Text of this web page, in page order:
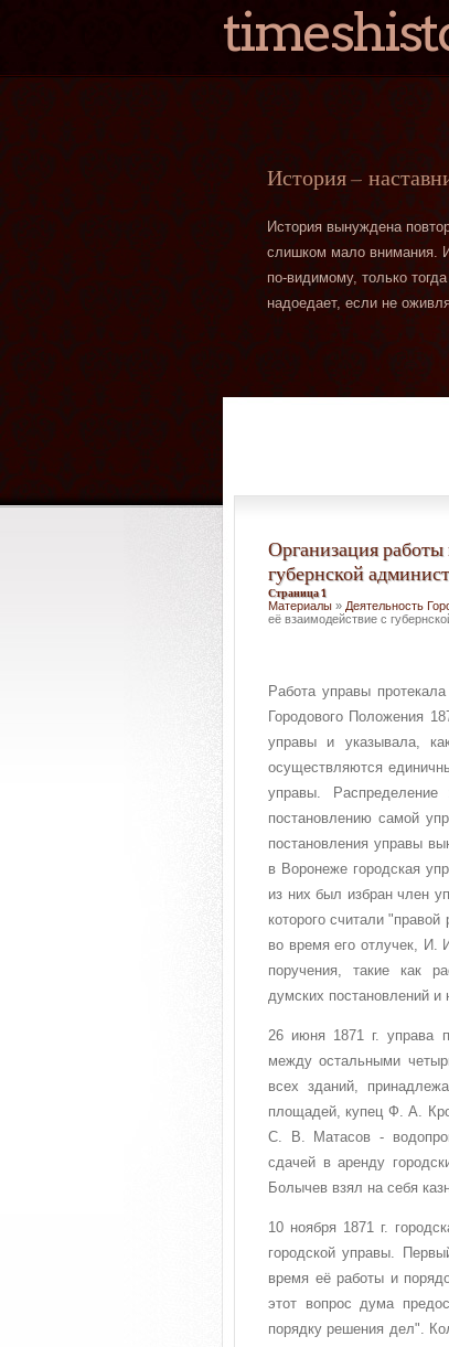
История —
История вынуждена
слишком мало внимания.
по-видимому, только
надоедает, если не
Организация работы
губернской
Страница 1
Материалы » Деятельность
её взаимодействие с
Работа управы
Городового Положения
управы и указывала,
осуществляются
управы.
постановлению самой
постановления управы
в Воронеже городская
из них был избран член
которого считали
во время его отлучек, И.
поручения, такие как
думских постановлений и
26 июня 1871 г. управа
между остальными
всех зданий,
площадей, купец Ф. А.
С. В. Матасов -
сдачей в аренду
Болычев взял на себя
10 ноября 1871 г.
городской управы.
время её работы и
этот вопрос дума
порядку решения дел".